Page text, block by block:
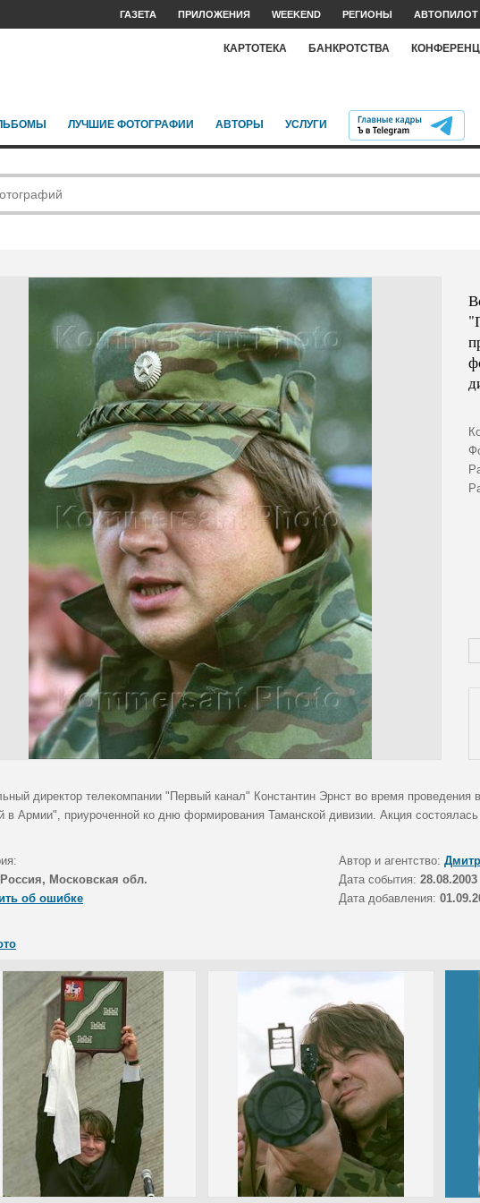
ГАЗЕТА ПРИЛОЖЕНИЯ WEEKEND РЕГИОНЫ АВТОПИЛОТ
КАРТОТЕКА БАНКРОТСТВА
ЛУЧШИЕ ФОТОГРАФИИ АВТОРЫ УСЛУГИ
директор телекомпании "Первый канал" Константин Эрнст во время проведения
в Армии", приуроченной ко дню формирования Таманской дивизии. Акция
Автор и агентство:
Россия, Московская обл. Дата события: 28.08.2003
об ошибке
Дата добавления: